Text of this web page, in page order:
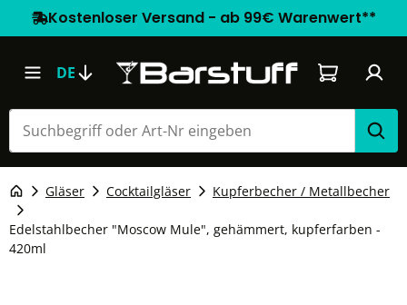
Kostenloser Versand - ab 99€ Warenwert**
DE Warenkorb
Gläser Cocktailgläser Kupferbecher / Metallbecher
Edelstahlbecher "Moscow Mule", gehämmert, kupferfarben -
420ml